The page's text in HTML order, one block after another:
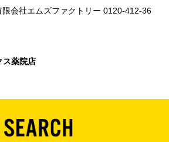
社エムズファクトリー 0120-412-36
ス薬院店